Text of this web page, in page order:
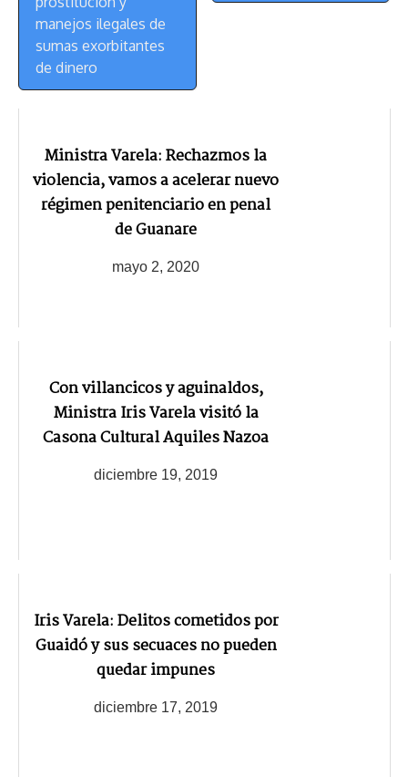
manejos ilegales de
sumas exorbitantes
de dinero
Ministra Varela: Rechazmos la
violencia, vamos a acelerar nuevo
régimen penitenciario en penal
de Guanare
mayo 2, 2020
Con villancicos y aguinaldos,
Ministra Iris Varela visitó la
Casona Cultural Aquiles Nazoa
diciembre 19, 2019
Iris Varela: Delitos cometidos por
Guaidó y sus secuaces no pueden
quedar impunes
diciembre 17, 2019